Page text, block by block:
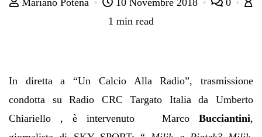
1 min read
In diretta a “Un Calcio Alla Radio”, trasmissione
condotta su Radio CRC Targato Italia da Umberto
Chiariello , è intervenuto Marco Bucciantini,